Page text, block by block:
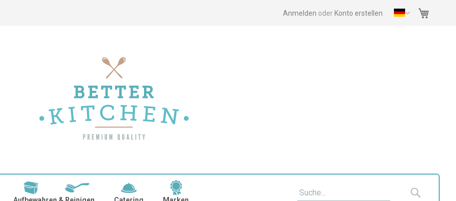
Anmelden Konto erstellen